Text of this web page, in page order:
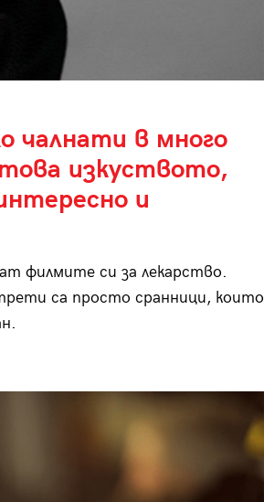
чалнати в много
изкуството,
и
филмите си за лекарство.
са просто сранници, които